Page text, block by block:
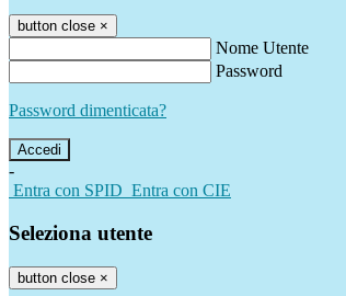
button close ×
Nome Utente
Password
Password dimenticata?
-
Entra con SPID Entra con CIE
Seleziona utente
button close ×